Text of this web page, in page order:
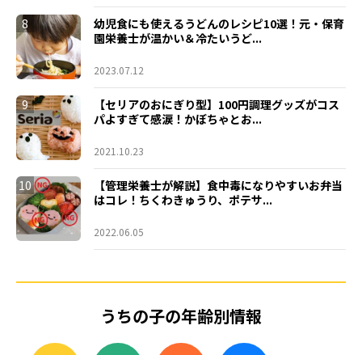
8
幼児食にも使えるうどんのレシピ10選！元・保育
園栄養士が温かい＆冷たいうど...
2023.07.12
9
【セリアのおにぎり型】100円調理グッズがコス
パよすぎて感涙！かぼちゃとお...
2021.10.23
10
【管理栄養士が解説】食中毒になりやすいお弁当
はコレ！ちくわきゅうり、ポテサ...
2022.06.05
うちの子の年齢別情報